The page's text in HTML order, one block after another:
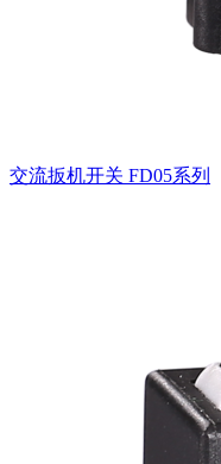
交流扳机开关 FD05系列